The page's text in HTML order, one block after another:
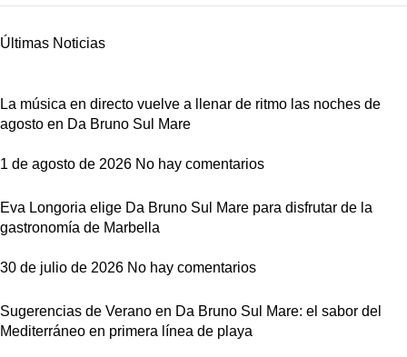
Últimas Noticias
La música en directo vuelve a llenar de ritmo las noches de
agosto en Da Bruno Sul Mare
1 de agosto de 2026 No hay comentarios
Eva Longoria elige Da Bruno Sul Mare para disfrutar de la
gastronomía de Marbella
30 de julio de 2026 No hay comentarios
Sugerencias de Verano en Da Bruno Sul Mare: el sabor del
Mediterráneo en primera línea de playa